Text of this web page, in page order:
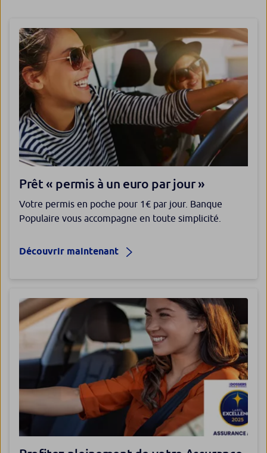
Prêt « permis à un euro par jour »
Votre permis en poche pour 1€ par jour. Banque
Populaire vous accompagne en toute simplicité.
Découvrir maintenant